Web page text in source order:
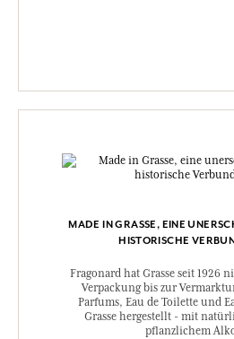
MADE IN GRASSE, EINE
HISTORISCHE
Fragonard hat Grasse seit 1926
Verpackung bis zur
Parfums, Eau de Toilette und
Grasse hergestellt - mit
pflanzlichem